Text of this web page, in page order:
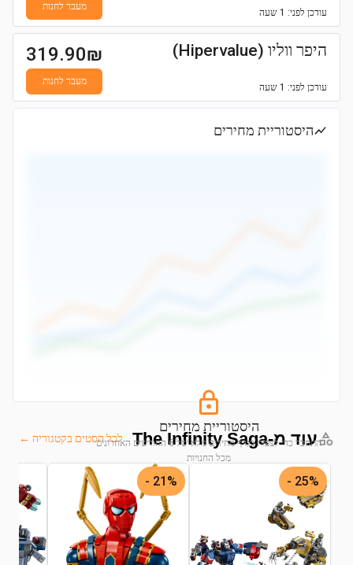
עודכן לפני: 1 שעה
מעבר לחנות
היפר ווליו (Hipervalue)
עודכן לפני: 1 שעה
319.90₪
מעבר לחנות
היסטוריית מחירים
היסטוריית מחירים
התחבר כדי לצפות בגרף מחירים מלא של 6 החודשים האחרונים
מכל החנויות
התחבר לצפייה בגרף
עוד מ-The Infinity Saga לכל הסטים בקטגוריה ←
25% -
21% -